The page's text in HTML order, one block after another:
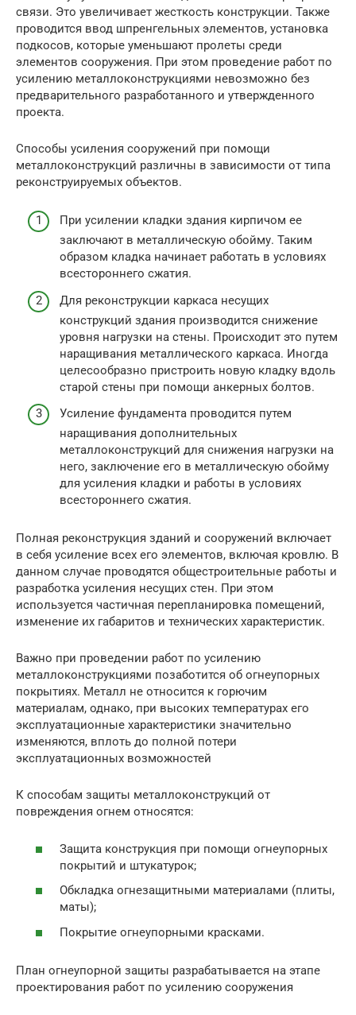
связи. Это увеличивает жесткость конструкции. Также
проводится ввод шпренгельных элементов, установка
подкосов, которые уменьшают пролеты среди
элементов сооружения. При этом проведение работ по
усилению металлоконструкциями невозможно без
предварительного разработанного и утвержденного
проекта.
Способы усиления сооружений при помощи
металлоконструкций различны в зависимости от типа
реконструируемых объектов.
При усилении кладки здания кирпичом ее
заключают в металлическую обойму. Таким
образом кладка начинает работать в условиях
всестороннего сжатия.
Для реконструкции каркаса несущих
конструкций здания производится снижение
уровня нагрузки на стены. Происходит это путем
наращивания металлического каркаса. Иногда
целесообразно пристроить новую кладку вдоль
старой стены при помощи анкерных болтов.
Усиление фундамента проводится путем
наращивания дополнительных
металлоконструкций для снижения нагрузки на
него, заключение его в металлическую обойму
для усиления кладки и работы в условиях
всестороннего сжатия.
Полная реконструкция зданий и сооружений включает
в себя усиление всех его элементов, включая кровлю. В
данном случае проводятся общестроительные работы и
разработка усиления несущих стен. При этом
используется частичная перепланировка помещений,
изменение их габаритов и технических характеристик.
Важно при проведении работ по усилению
металлоконструкциями позаботится об огнеупорных
покрытиях. Металл не относится к горючим
материалам, однако, при высоких температурах его
эксплуатационные характеристики значительно
изменяются, вплоть до полной потери
эксплуатационных возможностей
К способам защиты металлоконструкций от
повреждения огнем относятся:
Защита конструкция при помощи огнеупорных
покрытий и штукатурок;
Обкладка огнезащитными материалами (плиты,
маты);
Покрытие огнеупорными красками.
План огнеупорной защиты разрабатывается на этапе
проектирования работ по усилению сооружения